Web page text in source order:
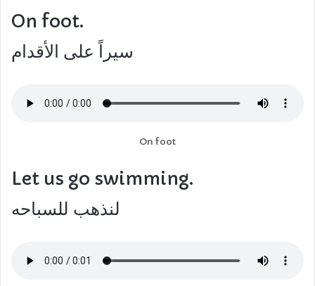
On foot.
سيراً على الأقدام
On foot
Let us go swimming.
لنذهب للسباحه